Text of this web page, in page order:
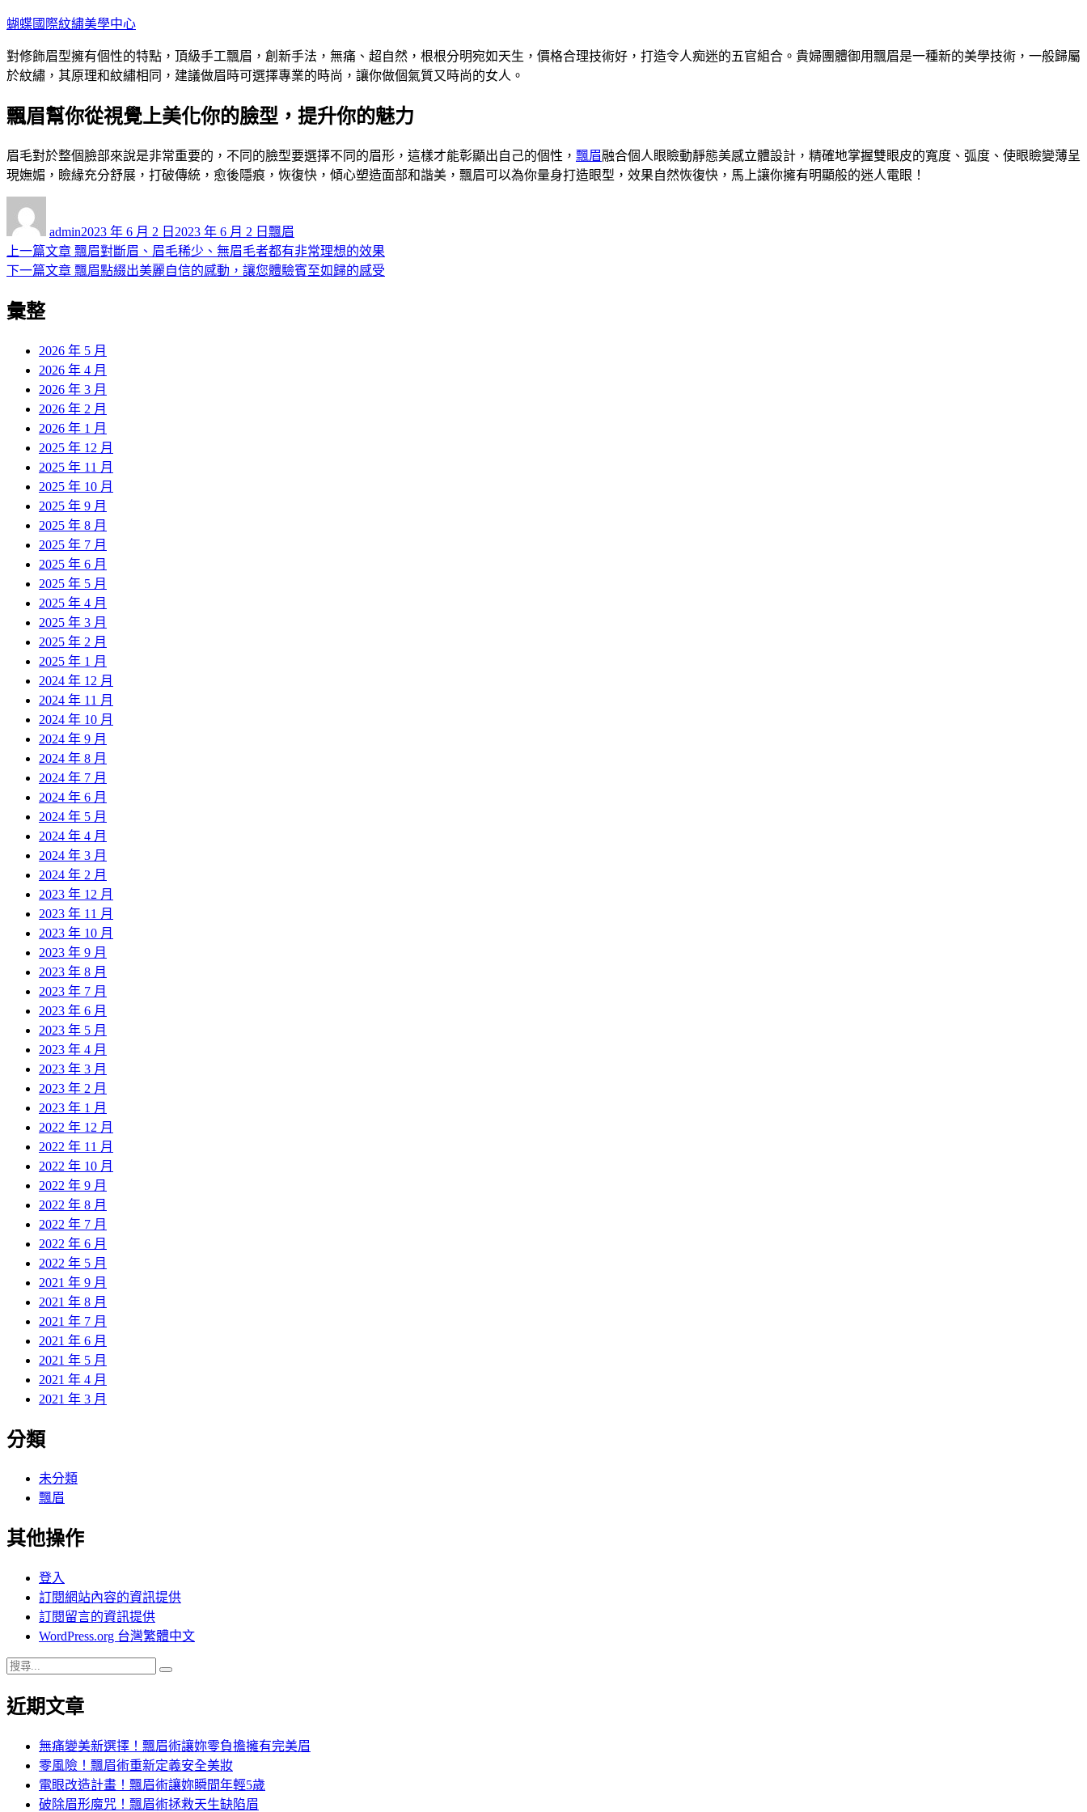
跳
主
要
容
蝴蝶國際紋繡美學中心
對修飾眉型擁有個性的特點，頂級手工飄眉，創新手法，無痛、超自然，根根分明宛如天生，價格合理技術好，打造令人痴迷的五官組合。貴婦團體御用飄眉是一種新的美學技術，一般歸屬
於紋繡，其原理和紋繡相同，建議做眉時可選擇專業的時尚，讓你做個氣質又時尚的女人。
飄眉幫你從視覺上美化你的臉型，提升你的魅力
眉毛對於整個臉部來說是非常重要的，不同的臉型要選擇不同的眉形，這樣才能彰顯出自己的個性， 飄眉融合個人眼瞼動靜態美感立體設計，精確地掌握雙眼皮的寬度、弧度、使眼瞼變薄呈
現嫵媚，瞼緣充分舒展，打破傳統，愈後隱痕，恢復快，傾心塑造面部和諧美，飄眉可以為你量身打造眼型，效果自然恢復快，馬上讓你擁有明顯般的迷人電眼！
admin佈
日
期:
2023 年 6 月 2 日 2023 年 6 月 2 日 類
飄眉
文
章
導
上一篇文章 上
一
飄眉對斷眉、眉毛稀少、無眉毛者都有非常理想的效果
下一篇文章 下
章:
飄眉點綴出美麗自信的感動，讓您體驗賓至如歸的感受
彙整
2026 年 5 月
2026 年 4 月
2026 年 3 月
2026 年 2 月
2026 年 1 月
2025 年 12 月
2025 年 11 月
2025 年 10 月
2025 年 9 月
2025 年 8 月
2025 年 7 月
2025 年 6 月
2025 年 5 月
2025 年 4 月
2025 年 3 月
2025 年 2 月
2025 年 1 月
2024 年 12 月
2024 年 11 月
2024 年 10 月
2024 年 9 月
2024 年 8 月
2024 年 7 月
2024 年 6 月
2024 年 5 月
2024 年 4 月
2024 年 3 月
2024 年 2 月
2023 年 12 月
2023 年 11 月
2023 年 10 月
2023 年 9 月
2023 年 8 月
2023 年 7 月
2023 年 6 月
2023 年 5 月
2023 年 4 月
2023 年 3 月
2023 年 2 月
2023 年 1 月
2022 年 12 月
2022 年 11 月
2022 年 10 月
2022 年 9 月
2022 年 8 月
2022 年 7 月
2022 年 6 月
2022 年 5 月
2021 年 9 月
2021 年 8 月
2021 年 7 月
2021 年 6 月
2021 年 5 月
2021 年 4 月
2021 年 3 月
分類
未分類
飄眉
其他操作
登入
訂閱網站內容的資訊提供
訂閱留言的資訊提供
WordPress.org 台灣繁體中文
搜
關
近期文章
無痛變美新選擇！飄眉術讓妳零負擔擁有完美眉
零風險！飄眉術重新定義安全美妝
電眼改造計畫！飄眉術讓妳瞬間年輕5歲
破除眉形魔咒！飄眉術拯救天生缺陷眉